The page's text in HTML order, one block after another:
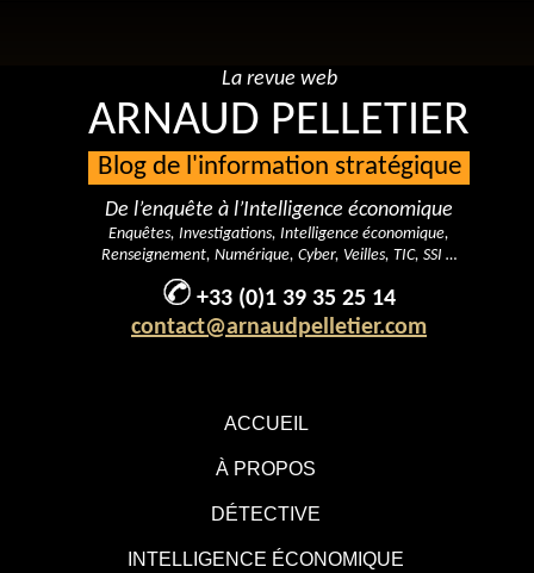
ACCUEIL
À PROPOS
DÉTECTIVE
INTELLIGENCE ÉCONOMIQUE
La revue web
ARNAUD PELLETIER
Blog de l'information stratégique
De l’enquête à l’Intelligence économique
Enquêtes, Investigations, Intelligence économique,
Renseignement, Numérique, Cyber, Veilles, TIC, SSI …
+33 (0)1 39 35 25 14
contact@arnaudpelletier.com